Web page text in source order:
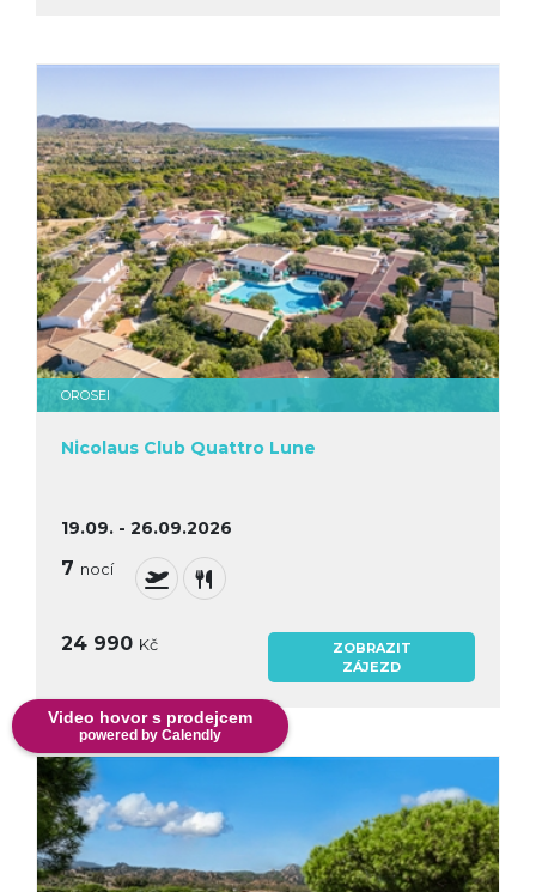
Video hovor s prodejcem
powered by Calendly
OROSEI
Nicolaus Club Quattro Lune
19.09. - 26.09.2026
7 nocí
24 990 Kč
ZOBRAZIT
ZÁJEZD